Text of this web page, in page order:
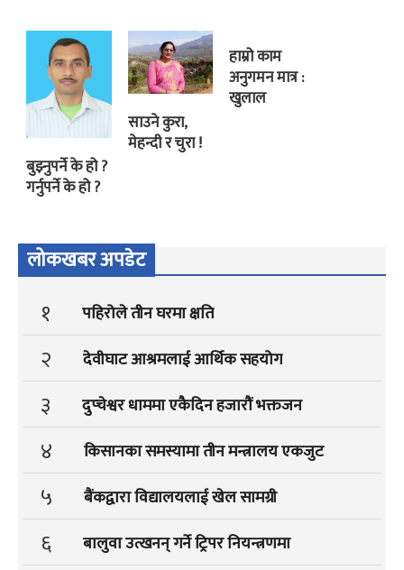
बुझ्नुपर्ने के हो ?
गर्नुपर्ने के हो ?
साउने कुरा,
मेहन्दी र चुरा !
हाम्रो काम
अनुगमन मात्र :
खुलाल
लोकखबर अपडेट
१ पहिरोले तीन घरमा क्षति
२ देवीघाट आश्रमलाई आर्थिक सहयोग
३ दुप्चेश्वर धाममा एकैदिन हजारौं भक्तजन
४ किसानका समस्यामा तीन मन्त्रालय एकजुट
५ बैंकद्वारा विद्यालयलाई खेल सामग्री
६ बालुवा उत्खनन् गर्ने ट्रिपर नियन्त्रणमा